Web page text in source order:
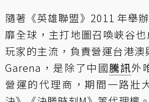
隨著《英雄聯盟》2011 年舉
靡全球，主打地圖召喚峽谷也
玩家的主流，負責營運台港澳
Garena，是除了中國騰訊外
營運的代理商，期間一路壯